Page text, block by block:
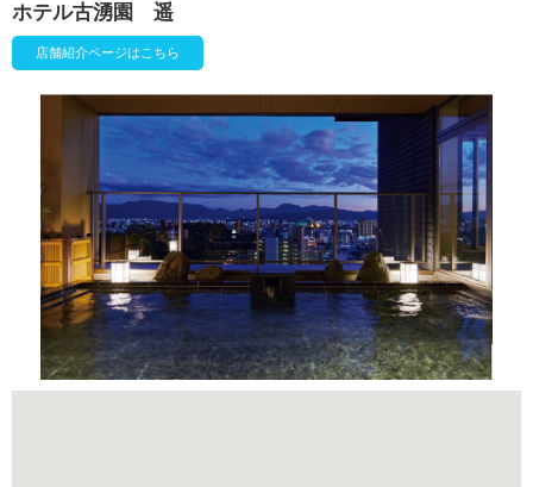
ホテル古湧園 遥
店舗紹介ページはこちら